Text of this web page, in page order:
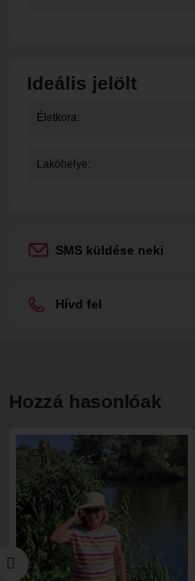
Ideális jelölt
Életkora:
Lakóhelye:
SMS küldése neki
Hívd fel
Hozzá hasonlóak